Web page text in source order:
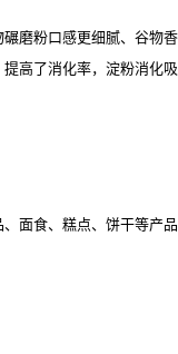
磨粉口感更细腻、谷物香
高了消化率，淀粉消化
面食、糕点、饼干等产品